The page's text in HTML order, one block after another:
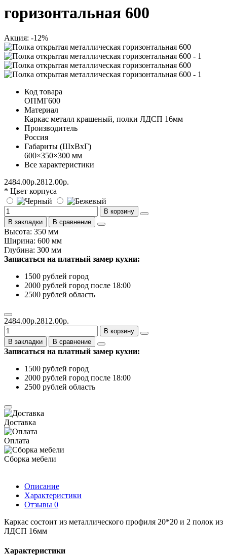
горизонтальная 600
Акция: -12%
Код товара
ОПМГ600
Материал
Каркас металл крашеный, полки ЛДСП 16мм
Производитель
Россия
Габариты (ШхВхГ)
600×350×300 мм
Все характеристики
2484.00р.2812.00р.
* Цвет корпуса
В корзину
В закладки
В сравнение
Высота: 350 мм
Ширина: 600 мм
Глубина: 300 мм
Записаться на платный замер кухни:
1500 рублей город
2000 рублей город после 18:00
2500 рублей область
2484.00р.2812.00р.
В корзину
В закладки
В сравнение
Записаться на платный замер кухни:
1500 рублей город
2000 рублей город после 18:00
2500 рублей область
Доставка
Оплата
Сборка мебели
Описание
Характеристики
Отзывы 0
Каркас состоит из металлического профиля 20*20 и 2 полок из
ЛДСП 16мм
Характеристики